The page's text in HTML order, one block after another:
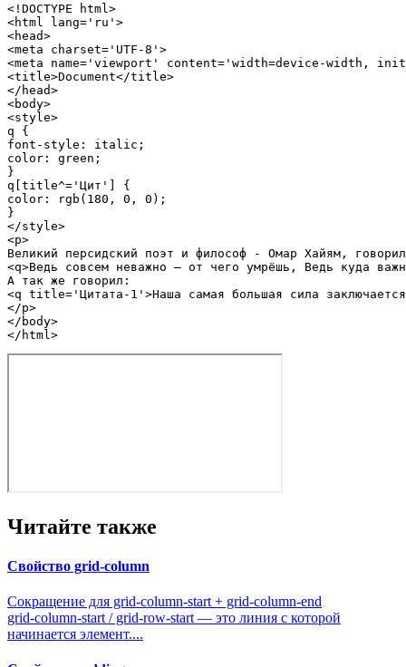
<!DOCTYPE html >
<html lang= 'ru' >
<head>
<meta charset= 'UTF-8' >
<meta name= 'viewport' content= 'width=device-width,
<title>Document</title>
</ head>
<body>
<style>
q
font-style
color : green;
q [title^= 'Цит' ]
color : rgb ( 180 , 0 , 0 );
</style>
<p>
<q>Ведь совсем неважно — от чего умрёшь, Ведь куда
<q title= 'Цитата-1' >Наша самая большая сила
</p>
</ body>
</ html >
Читайте также
Свойство grid-column
Сокращение для grid-column-start + grid-column-end
grid-column-start / grid-row-start — это линия с которой
начинается элемент....